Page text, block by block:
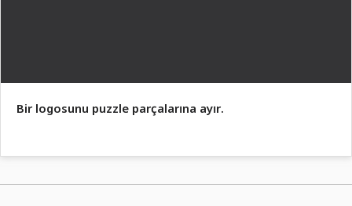
Bir logosunu puzzle parçalarına ayır.